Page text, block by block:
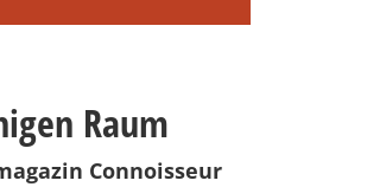
Raum
Connoisseur